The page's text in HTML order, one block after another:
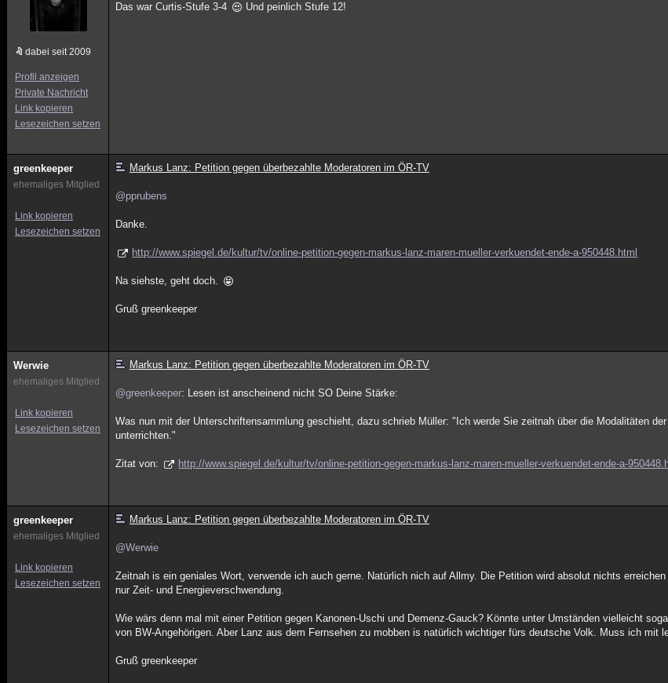
dabei seit 2009
Profil anzeigen
Private Nachricht
Link kopieren
Lesezeichen setzen
Das war Curtis-Stufe 3-4 Und peinlich Stufe 12!
greenkeeper
ehemaliges Mitglied
Link kopieren
Lesezeichen setzen
Markus Lanz: Petition gegen überbezahlte Moderatoren im ÖR-TV
@pprubens
Danke.
http://www.spiegel.de/kultur/tv/online-petition-gegen-markus-lanz-maren-mueller-verkuendet-ende-a-950448.html
Na siehste, geht doch.
Gruß greenkeeper
Werwie
ehemaliges Mitglied
Link kopieren
Lesezeichen setzen
Markus Lanz: Petition gegen überbezahlte Moderatoren im ÖR-TV
@greenkeeper: Lesen ist anscheinend nicht SO Deine Stärke:
Was nun mit der Unterschriftensammlung geschieht, dazu schrieb Müller: "Ich werde Sie zeitnah über die Modalitäten
unterrichten."
Zitat von: http://www.spiegel.de/kultur/tv/online-petition-gegen-markus-lanz-maren-mueller-verkuendet-ende-a-
greenkeeper
ehemaliges Mitglied
Link kopieren
Lesezeichen setzen
Markus Lanz: Petition gegen überbezahlte Moderatoren im ÖR-TV
@Werwie
Zeitnah is ein geniales Wort, verwende ich auch gerne. Natürlich nich auf Allmy. Die Petition wird absolut nichts
nur Zeit- und Energieverschwendung.
Wie wärs denn mal mit einer Petition gegen Kanonen-Uschi und Demenz-Gauck? Könnte unter Umständen vielleicht
von BW-Angehörigen. Aber Lanz aus dem Fernsehen zu mobben is natürlich wichtiger fürs deutsche Volk. Muss ich mit
Gruß greenkeeper